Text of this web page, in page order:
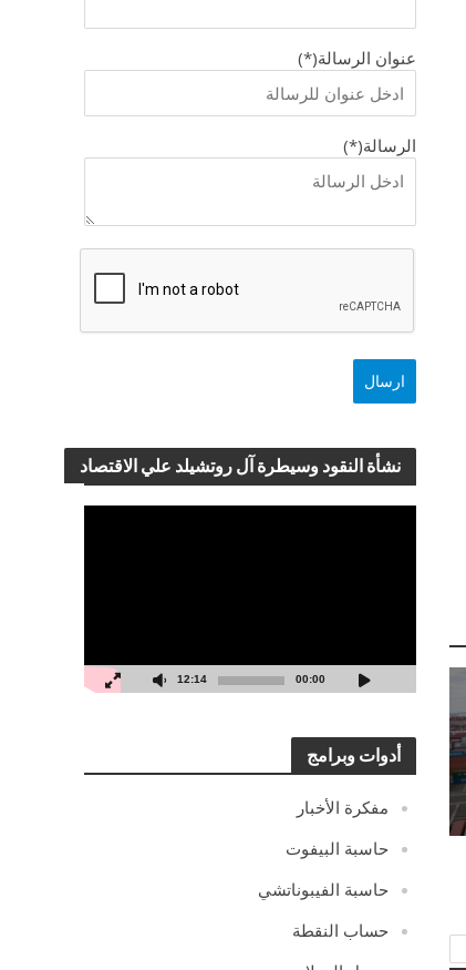
عنوان الرسالة(*)
الرسالة(*)
نشأة النقود وسيطرة آل روتشيلد علي الاقتصاد
00:00
12:14
أدوات وبرامج
مفكرة الأخبار
حاسبة البيفوت
حاسبة الفيبوناتشي
حساب النقطة